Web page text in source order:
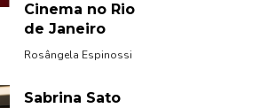
Cinema no Rio
de Janeiro
Rosângela Espinossi
Sabrina Sato